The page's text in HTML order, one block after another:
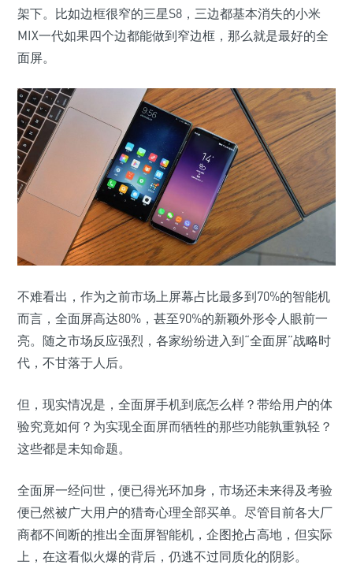
架下。比如边框很窄的三星S8，三边都基本消失的小米
MIX一代如果四个边都能做到窄边框，那么就是最好的全
面屏。
不难看出，作为之前市场上屏幕占比最多到70%的智能机
而言，全面屏高达80%，甚至90%的新颖外形令人眼前一
亮。随之市场反应强烈，各家纷纷进入到“全面屏”战略时
代，不甘落于人后。
但，现实情况是，全面屏手机到底怎么样？带给用户的体
验究竟如何？为实现全面屏而牺牲的那些功能孰重孰轻？
这些都是未知命题。
全面屏一经问世，便已得光环加身，市场还未来得及考验
便已然被广大用户的猎奇心理全部买单。尽管目前各大厂
商都不间断的推出全面屏智能机，企图抢占高地，但实际
上，在这看似火爆的背后，仍逃不过同质化的阴影。